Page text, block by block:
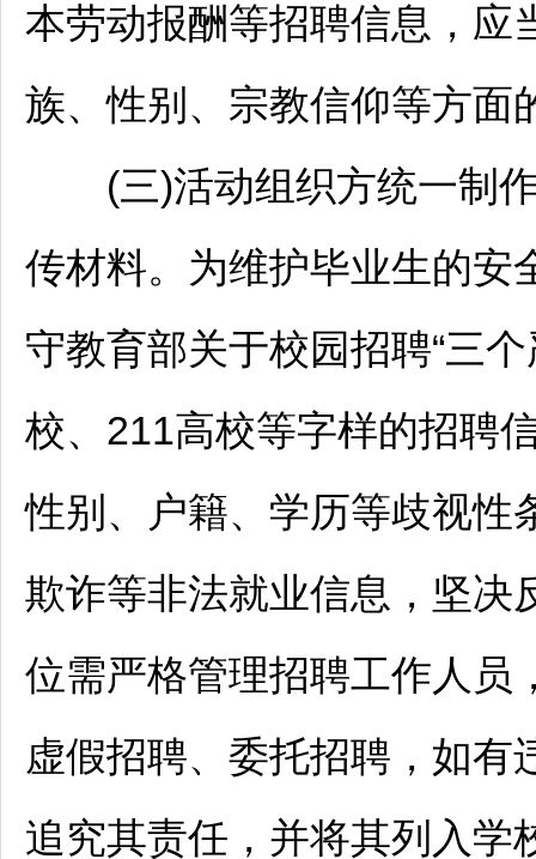
本劳动报酬等招聘信息，应
族、性别、宗教信仰等方面
(三)活动组织方统一制作
传材料。为维护毕业生的安
守教育部关于校园招聘“三
校、211高校等字样的招聘
性别、户籍、学历等歧视性
欺诈等非法就业信息，坚决
位需严格管理招聘工作人员
虚假招聘、委托招聘 ，如
追究其责任，并将其列入学